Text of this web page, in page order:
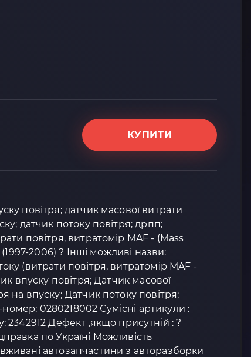
КУПИТИ
повітря; датчик масової витрати
датчик потоку повітря; дрпп;
повітря, витратомір MAF - (Mass
2006) ? Інші можливі назви:
(витрати повітря, витратомір MAF -
впуску повітря; Датчик масової
на впуску; Датчик потоку повітря;
0280218002 Сумісні артикули :
2342912 Дефект ,якщо присутній : ?
по Україні Можливість
автозапчастини з авторазборки